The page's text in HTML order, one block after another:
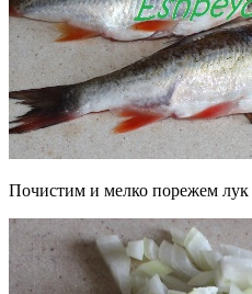
Почистим и мелко порежем лук